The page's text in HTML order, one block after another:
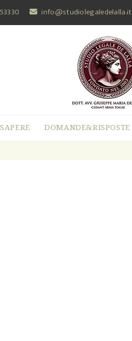
info@studiolegaledelalla.it
DOMANDE&RISPOSTE